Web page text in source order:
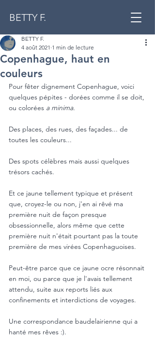
BETTY F.
Copenhague, haut en
couleurs
BETTY F.
4 août 2021 1 min de lecture
Pour fêter dignement Copenhague, voici
quelques pépites - dorées comme il se doit,
ou colorées a minima.
Des places, des rues, des façades... de
toutes les couleurs...
Des spots célèbres mais aussi quelques
trésors cachés.
Et ce jaune tellement typique et présent
que, croyez-le ou non, j'en ai rêvé ma
première nuit de façon presque
obsessionnelle, alors même que cette
première nuit n'était pourtant pas la toute
première de mes virées Copenhaguoises.
Peut-être parce que ce jaune ocre résonnait
en moi, ou parce que je l'avais tellement
attendu, suite aux reports liés aux
confinements et interdictions de voyages.
Une correspondance baudelairienne qui a
hanté mes rêves :).